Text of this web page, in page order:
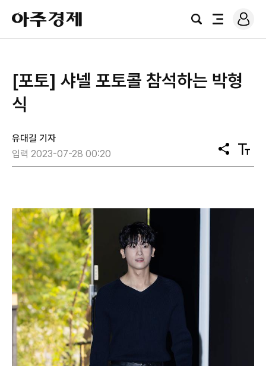
아
주
경
검
전
로
그
[포토] 샤넬 포토콜 참석하는 박형
식
유대길 기자
입력 2023-07-28 00:20
공
유
텍
스